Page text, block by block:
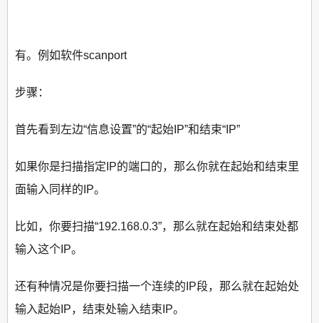
有。例如软件scanport
步骤：
首先看到左边“信息设置”的“起始IP”和结束“IP”
如果你是扫描指定IP的端口的，那么你就在起始和结束里
面输入同样的IP。
比如，你要扫描“192.168.0.3”，那么就在起始和结束处都
输入这个IP。
还有种情况是你要扫描一个连续的IP段，那么就在起始处
输入起始IP，结束处输入结束IP。